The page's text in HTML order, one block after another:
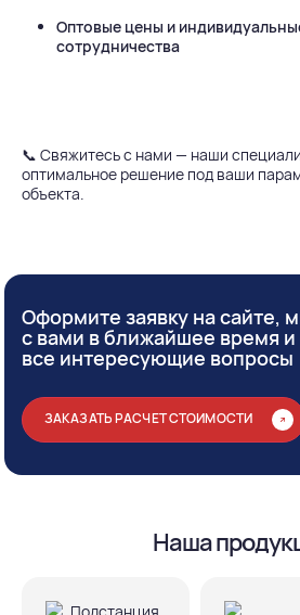
Оптовые цены и
сотрудничества
📞 Свяжитесь с нами — наши
оптимальное решение под ваши
объекта.
Оформите заявку на сайте,
с вами в ближайшее время и
все интересующие вопросы
ЗАКАЗАТЬ РАСЧЕТ СТОИМОСТИ
Наша